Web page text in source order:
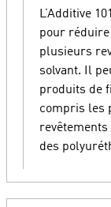
L’Additive
pour
plusieurs
solvant. Il
produits de
compris les
revêtements
des